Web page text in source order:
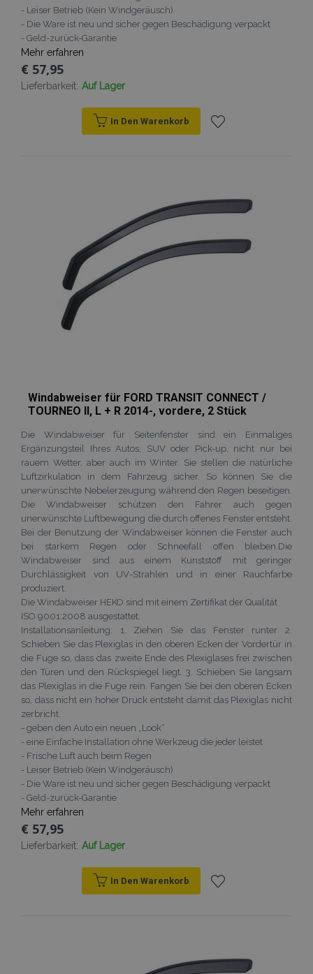
- Leiser Betrieb (Kein Windgeräusch)
- Die Ware ist neu und sicher gegen Beschädigung verpackt
- Geld-zurück-Garantie
Mehr erfahren
€ 57,95
Lieferbarkeit: Auf Lager
In Den Warenkorb
hinzufügen
Windabweiser für FORD TRANSIT CONNECT /
TOURNEO II, L + R 2014-, vordere, 2 Stück
Die Windabweiser für Seitenfenster sind ein Einmaliges
Ergänzungsteil Ihres Autos, SUV oder Pick-up, nicht nur bei
rauem Wetter, aber auch im Winter. Sie stellen die natürliche
Luftzirkulation in dem Fahrzeug sicher. So können Sie die
unerwünschte Nebelerzeugung während den Regen beseitigen.
Die Windabweiser schützen den Fahrer auch gegen
unerwünschte Luftbewegung die durch offenes Fenster entsteht.
Bei der Benutzung der Windabweiser können die Fenster auch
bei starkem Regen oder Schneefall offen bleiben.Die
Windabweiser sind aus einem Kunststoff mit geringer
Durchlässigkeit von UV-Strahlen und in einer Rauchfarbe
produziert.
Die Windabweiser HEKO sind mit einem Zertifikat der Qualität
ISO 9001:2008 ausgestattet.
Installationsanleitung: 1. Ziehen Sie das Fenster runter 2.
Schieben Sie das Plexiglas in den oberen Ecken der Vordertür in
die Fuge so, dass das zweite Ende des Plexiglases frei zwischen
den Türen und den Rückspiegel liegt. 3. Schieben Sie langsam
das Plexiglas in die Fuge rein. Fangen Sie bei den oberen Ecken
so, dass nicht ein hoher Druck entsteht damit das Plexiglas nicht
zerbricht.
- geben den Auto ein neuen „Look“
- eine Einfache Installation ohne Werkzeug die jeder leistet
- Frische Luft auch beim Regen
- Leiser Betrieb (Kein Windgeräusch)
- Die Ware ist neu und sicher gegen Beschädigung verpackt
- Geld-zurück-Garantie
Mehr erfahren
€ 57,95
Lieferbarkeit: Auf Lager
In Den Warenkorb
hinzufügen